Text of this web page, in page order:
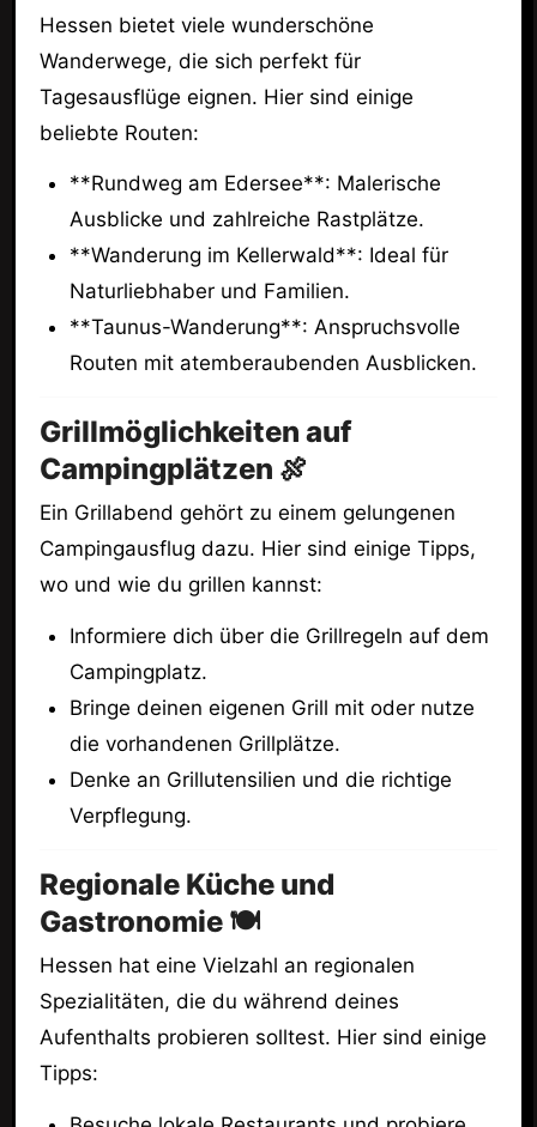
Hessen bietet viele wunderschöne
Wanderwege, die sich perfekt für
Tagesausflüge eignen. Hier sind einige
beliebte Routen:
**Rundweg am Edersee**: Malerische
Ausblicke und zahlreiche Rastplätze.
**Wanderung im Kellerwald**: Ideal für
Naturliebhaber und Familien.
**Taunus-Wanderung**: Anspruchsvolle
Routen mit atemberaubenden Ausblicken.
Grillmöglichkeiten auf
Campingplätzen 🍖
Ein Grillabend gehört zu einem gelungenen
Campingausflug dazu. Hier sind einige Tipps,
wo und wie du grillen kannst:
Informiere dich über die Grillregeln auf dem
Campingplatz.
Bringe deinen eigenen Grill mit oder nutze
die vorhandenen Grillplätze.
Denke an Grillutensilien und die richtige
Verpflegung.
Regionale Küche und
Gastronomie 🍽️
Hessen hat eine Vielzahl an regionalen
Spezialitäten, die du während deines
Aufenthalts probieren solltest. Hier sind einige
Tipps: